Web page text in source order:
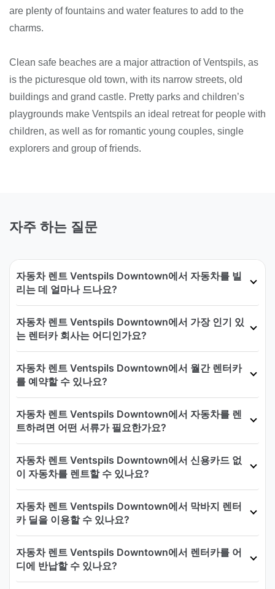
are plenty of fountains and water features to add to the
charms.
Clean safe beaches are a major attraction of Ventspils, as
is the picturesque old town, with its narrow streets, old
buildings and grand castle. Pretty parks and children’s
playgrounds make Ventspils an ideal retreat for people with
children, as well as for romantic young couples, single
explorers and group of friends.
자주 하는 질문
자동차 렌트 Ventspils Downtown에서 자동차를 빌
리는 데 얼마나 드나요?
자동차 렌트 Ventspils Downtown에서 가장 인기 있
는 렌터카 회사는 어디인가요?
자동차 렌트 Ventspils Downtown에서 월간 렌터카
를 예약할 수 있나요?
자동차 렌트 Ventspils Downtown에서 자동차를 렌
트하려면 어떤 서류가 필요한가요?
자동차 렌트 Ventspils Downtown에서 신용카드 없
이 자동차를 렌트할 수 있나요?
자동차 렌트 Ventspils Downtown에서 막바지 렌터
카 딜을 이용할 수 있나요?
자동차 렌트 Ventspils Downtown에서 렌터카를 어
디에 반납할 수 있나요?